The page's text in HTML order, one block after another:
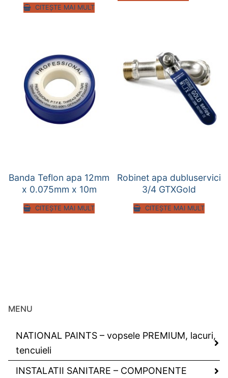
CITEȘTE MAI MULT
Banda Teflon apa 12mm
x 0.075mm x 10m
CITEȘTE MAI MULT
Robinet apa dubluservici
3/4 GTXGold
CITEȘTE MAI MULT
MENU
NATIONAL PAINTS – vopsele PREMIUM, lacuri,
tencuieli
INSTALATII SANITARE – COMPONENTE